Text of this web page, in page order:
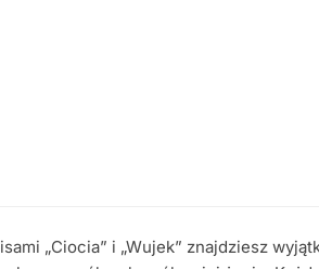
„Ciocia” i „Wujek” znajdziesz